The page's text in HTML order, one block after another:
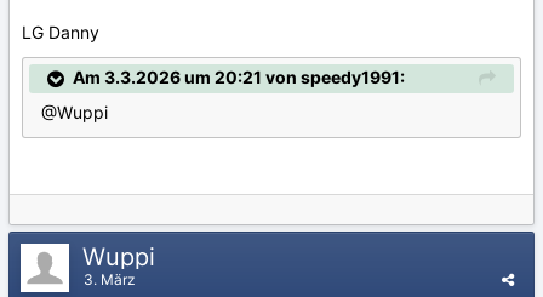
LG Danny
Am 3.3.2026 um 20:21 von speedy1991:
@Wuppi
Wuppi
3. März